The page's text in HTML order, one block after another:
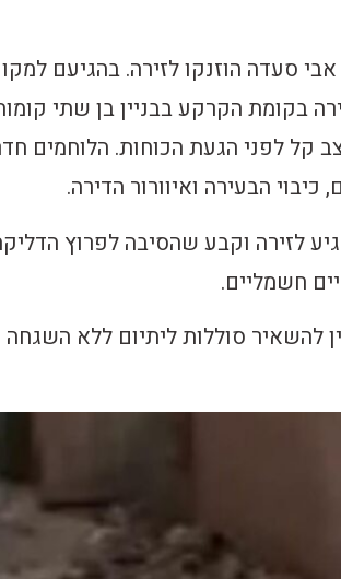
סעדה הוזנקו לזירה. בהגיעם
בקומת הקרקע בבניין בן שתי
קל לפני הגעת הכוחות. הלוחמים
הבעירה ואיוורור הדירה.
לזירה וקבע שהסיבה לפרוץ
חשמליים.
להשאיר סוללות ליתיום ללא השגחה